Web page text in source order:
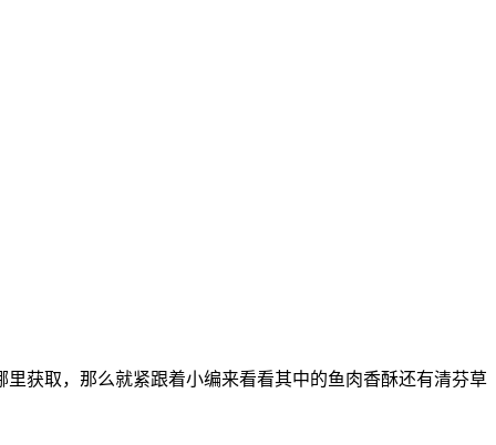
获取，那么就紧跟着小编来看看其中的鱼肉香酥还有清芬草